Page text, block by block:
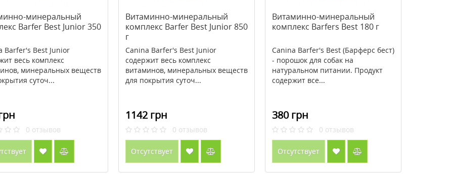
минеральный
Barfer Best Junior 350
Barfer's Best Junior
весь комплекс
минеральных веществ
суточ...
0 отзывов
Витаминно-минеральный
комплекс Barfer Best Junior 850
г
Canina Barfer's Best Junior
содержит весь комплекс
витаминов, минеральных веществ
для покрытия суточ...
1142 грн
0 отзывов
Отсутствует
Витаминно-минеральный
комплекс Barfers Best 180 г
Canina Barfer's Best (Барферс бест)
- порошок для собак на
натуральном питании. Продукт
содержит все...
380 грн
0 отзывов
Отсутствует